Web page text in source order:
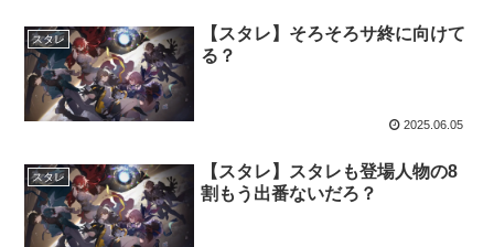
スタレ
【スタレ】そろそろサ終に向けて
る？
2025.06.05
スタレ
【スタレ】スタレも登場人物の8
割もう出番ないだろ？